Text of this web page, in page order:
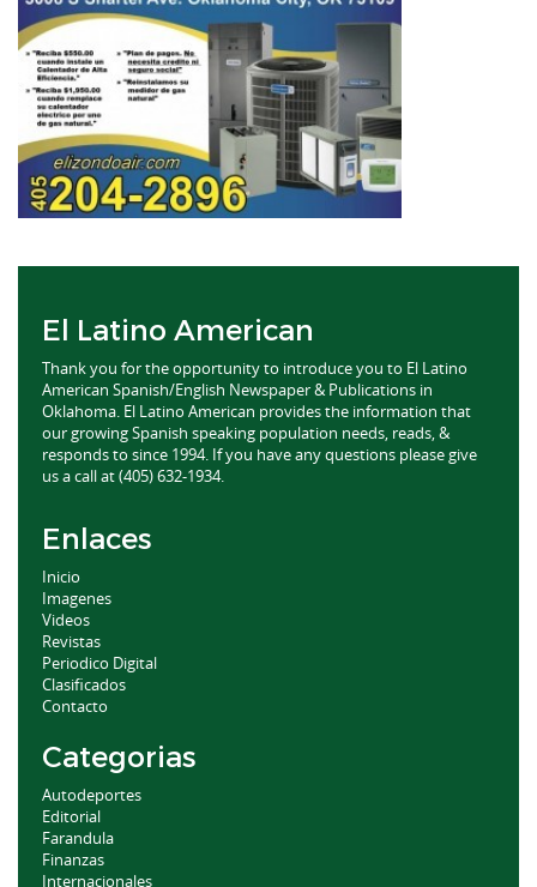
El Latino American
Thank you for the opportunity to introduce you to El Latino
American Spanish/English Newspaper & Publications in
Oklahoma. El Latino American provides the information that
our growing Spanish speaking population needs, reads, &
responds to since 1994. If you have any questions please give
us a call at (405) 632-1934.
Enlaces
Inicio
Imagenes
Videos
Revistas
Periodico Digital
Clasificados
Contacto
Categorias
Autodeportes
Editorial
Farandula
Finanzas
Internacionales